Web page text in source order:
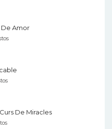
De Amor
De Miracles